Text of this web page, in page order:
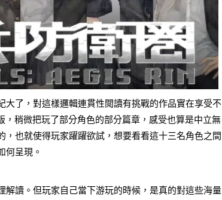
了，對這樣邏輯連貫性閲讀有挑戰的作品實在享受不
稍微把玩了部分角色的部分篇章，感受也算是中立無
也就使得玩家躍躍欲試，想要看看這十三名角色之間
何呈現。
讀。但玩家自己當下游玩的時候，是真的對這些海量